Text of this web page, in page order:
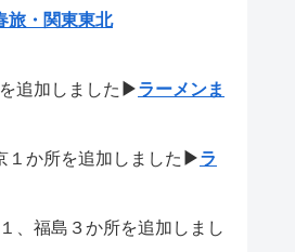
旅・関東東北
追加しました ▶ラーメンま
か所を追加しました ▶ラ
、福島３か所を追加しまし